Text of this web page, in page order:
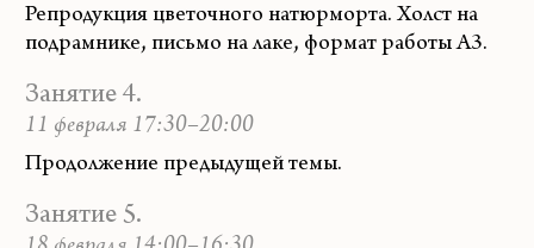
Репродукция цветочного натюрморта. Холст на
подрамнике, письмо на лаке, формат работы А3.
Занятие 4.
11 февраля 17:30–20:00
Продолжение предыдущей темы.
Занятие 5.